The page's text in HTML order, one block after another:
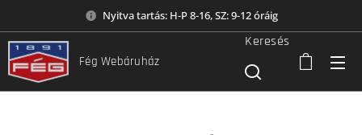
Nyitva tartás: H-P 8-16, SZ: 9-12 óráig
Fég Webáruház
Keresés